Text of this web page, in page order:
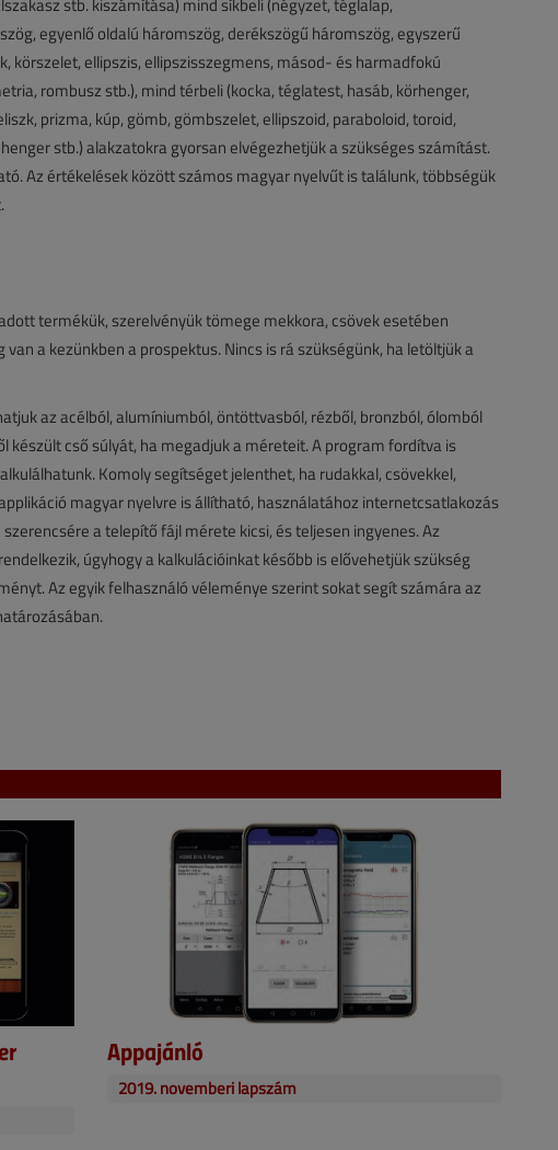
stb. kiszámítása) mind síkbeli (négyzet, téglalap,
egyenlő oldalú háromszög, derékszögű háromszög, egyszerű
körszelet, ellipszis, ellipszisszegmens, másod- és harmadfokú
rombusz stb.), mind térbeli (kocka, téglatest, hasáb, körhenger,
prizma, kúp, gömb, gömbszelet, ellipszoid, paraboloid, toroid,
stb.) alakzatokra gyorsan elvégezhetjük a szükséges számítást.
Az értékelések között számos magyar nyelvűt is találunk, többségük
termékük, szerelvényük tömege mekkora, csövek esetében
a kezünkben a prospektus. Nincs is rá szükségünk, ha letöltjük a
az acélból, alumíniumból, öntöttvasból, rézből, bronzból, ólomból
cső súlyát, ha megadjuk a méreteit. A program fordítva is
Komoly segítséget jelenthet, ha rudakkal, csövekkel,
magyar nyelvre is állítható, használatához internetcsatlakozás
a telepítő fájl mérete kicsi, és teljesen ingyenes. Az
úgyhogy a kalkulációinkat később is elővehetjük szükség
Az egyik felhasználó véleménye szerint sokat segít számára az
Appajánló
2019. novemberi lapszám